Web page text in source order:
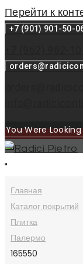
Перейти к
+7 (901) 901-50-
Главная
Каталог покрытий
Плитка
Палермо
165550